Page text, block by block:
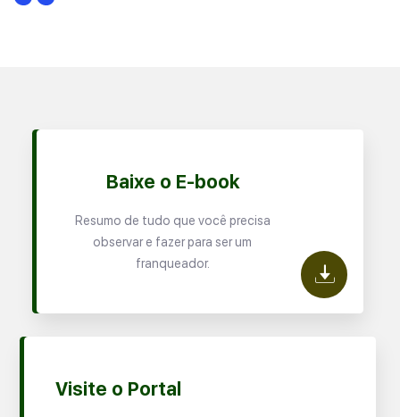
Baixe o E-book
Resumo de tudo que você precisa
observar e fazer para ser um
franqueador.
Visite o Portal